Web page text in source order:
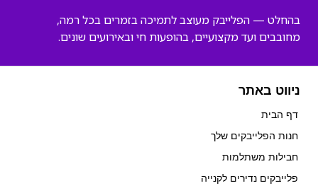
בהחלט — הפלייבק מעוצב לתמיכה בזמרים בכל רמה,
מחובבים ועד מקצועיים, בהופעות חי ובאירועים שונים.
ניווט באתר
דף הבית
חנות הפלייבקים שלך
חבילות משתלמות
פלייבקים נדירים לקנייה